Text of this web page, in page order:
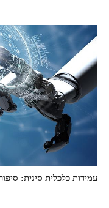
עמידות כלכלית סינית: